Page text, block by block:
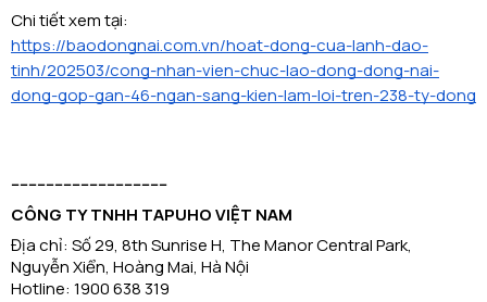
Chi tiết xem tại:
https://baodongnai.com.vn/hoat-dong-cua-lanh-dao-
tinh/202503/cong-nhan-vien-chuc-lao-dong-dong-nai-
dong-gop-gan-46-ngan-sang-kien-lam-loi-tren-238-ty-dong
------------------------------------
CÔNG TY TNHH TAPUHO VIỆT NAM
Địa chỉ: Số 29, 8th Sunrise H, The Manor Central Park,
Nguyễn Xiển, Hoàng Mai, Hà Nội
Hotline: 1900 638 319